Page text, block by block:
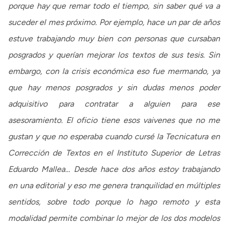
porque hay que remar todo el tiempo, sin saber qué va a
suceder el mes próximo. Por ejemplo, hace un par de años
estuve trabajando muy bien con personas que cursaban
posgrados y querían mejorar los textos de sus tesis. Sin
embargo, con la crisis económica eso fue mermando, ya
que hay menos posgrados y sin dudas menos poder
adquisitivo para contratar a alguien para ese
asesoramiento. El oficio tiene esos vaivenes que no me
gustan y que no esperaba cuando cursé la Tecnicatura en
Corrección de Textos en el Instituto Superior de Letras
Eduardo Mallea… Desde hace dos años estoy trabajando
en una editorial y eso me genera tranquilidad en múltiples
sentidos, sobre todo porque lo hago remoto y esta
modalidad permite combinar lo mejor de los dos modelos